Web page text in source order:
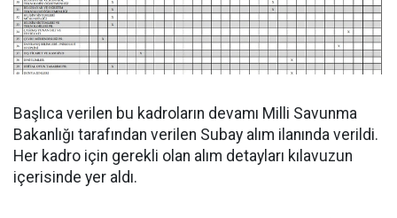
Başlıca verilen bu kadroların devamı Milli Savunma
Bakanlığı tarafından verilen Subay alım ilanında verildi.
Her kadro için gerekli olan alım detayları kılavuzun
içerisinde yer aldı.